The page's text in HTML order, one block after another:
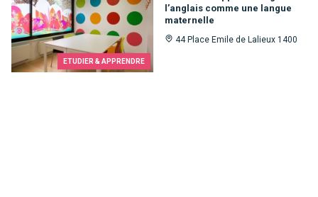
ETUDIER & APPRENDRE
l’anglais comme une langue
maternelle
44 Place Emile de Lalieux 1400